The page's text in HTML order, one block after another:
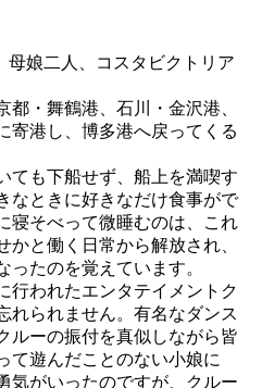
母娘二人、コスタビクトリア
・舞鶴港、石川・金沢港、
寄港し、博多港へ戻ってくる
ても下船せず、船上を満喫す
なときに好きなだけ食事がで
寝そべって微睡むのは、これ
かと働く日常から解放され、
たのを覚えています。
行われたエンタテイメントク
れられません。有名なダンス
ルーの振付を真似しながら皆
て遊んだことのない小娘に
気がいったのですが、クルー